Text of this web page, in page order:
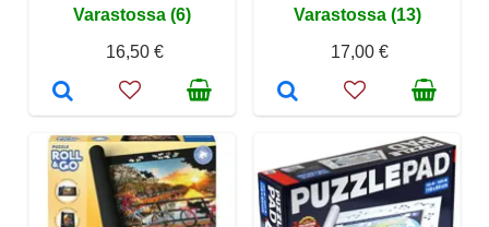
Varastossa (6)
16,50 €
Varastossa (13)
17,00 €